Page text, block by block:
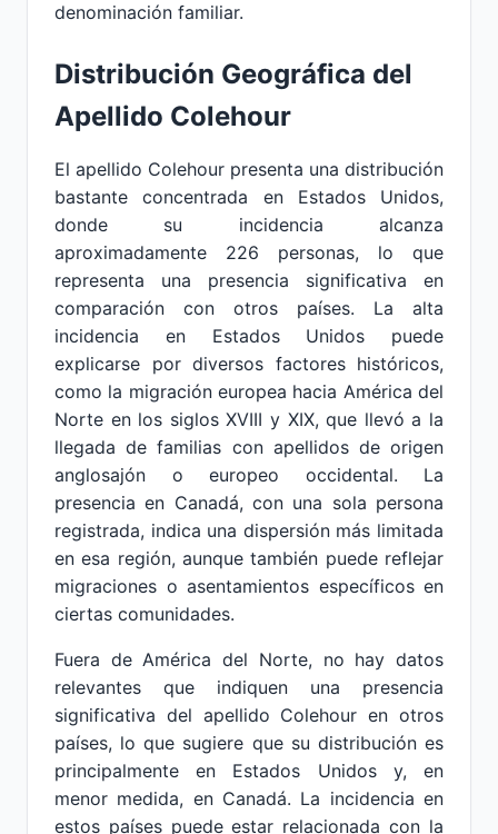
denominación familiar.
Distribución Geográfica del
Apellido Colehour
El apellido Colehour presenta una distribución
bastante concentrada en Estados Unidos,
donde su incidencia alcanza
aproximadamente 226 personas, lo que
representa una presencia significativa en
comparación con otros países. La alta
incidencia en Estados Unidos puede
explicarse por diversos factores históricos,
como la migración europea hacia América del
Norte en los siglos XVIII y XIX, que llevó a la
llegada de familias con apellidos de origen
anglosajón o europeo occidental. La
presencia en Canadá, con una sola persona
registrada, indica una dispersión más limitada
en esa región, aunque también puede reflejar
migraciones o asentamientos específicos en
ciertas comunidades.
Fuera de América del Norte, no hay datos
relevantes que indiquen una presencia
significativa del apellido Colehour en otros
países, lo que sugiere que su distribución es
principalmente en Estados Unidos y, en
menor medida, en Canadá. La incidencia en
estos países puede estar relacionada con la